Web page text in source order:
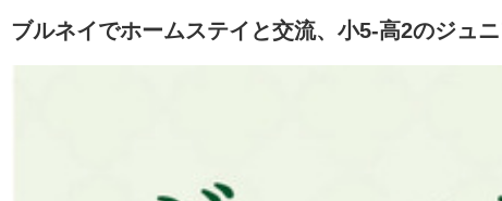
ブルネイでホームステイと交流、小5-高2のジュ